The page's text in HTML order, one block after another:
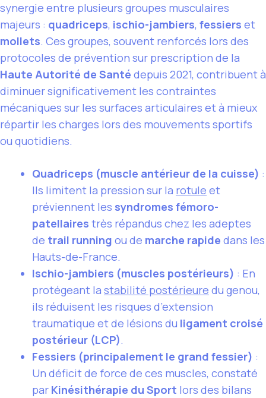
synergie entre plusieurs groupes musculaires
majeurs : quadriceps, ischio-jambiers, fessiers et
mollets. Ces groupes, souvent renforcés lors des
protocoles de prévention sur prescription de la
Haute Autorité de Santé depuis 2021, contribuent à
diminuer significativement les contraintes
mécaniques sur les surfaces articulaires et à mieux
répartir les charges lors des mouvements sportifs
ou quotidiens.
Quadriceps (muscle antérieur de la cuisse) :
Ils limitent la pression sur la rotule et
préviennent les syndromes fémoro-
patellaires très répandus chez les adeptes
de trail running ou de marche rapide dans les
Hauts-de-France.
Ischio-jambiers (muscles postérieurs) : En
protégeant la stabilité postérieure du genou,
ils réduisent les risques d’extension
traumatique et de lésions du ligament croisé
postérieur (LCP).
Fessiers (principalement le grand fessier) :
Un déficit de force de ces muscles, constaté
par Kinésithérapie du Sport lors des bilans